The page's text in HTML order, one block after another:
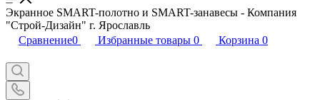
Экранное SMART-полотно и SMART-занавесы - Компания
"Строй-Дизайн" г. Ярославль
Сравнение0 Избранные товары 0 Корзина 0